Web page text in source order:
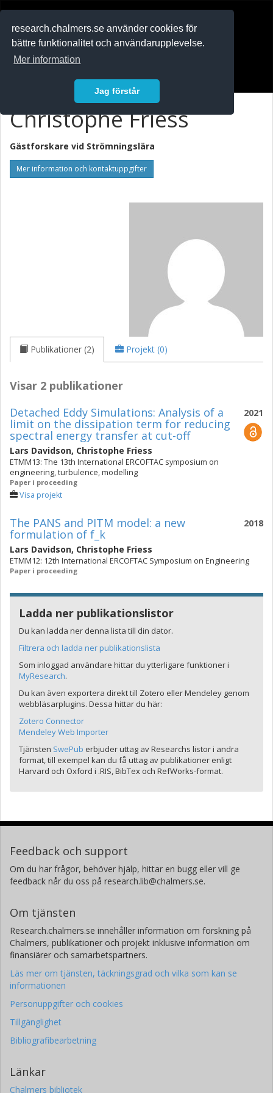
research.chalmers.se använder cookies för
bättre funktionalitet och användarupplevelse.
Mer information
Jag förstår
Christophe Friess
Gästforskare vid Strömningslära
Mer information och kontaktuppgifter
Publikationer (2) Projekt (0)
Visar 2 publikationer
2021
Detached Eddy Simulations: Analysis of a
limit on the dissipation term for reducing
spectral energy transfer at cut-off
Lars Davidson, Christophe Friess
ETMM13: The 13th International ERCOFTAC symposium on
engineering, turbulence, modelling
Paper i proceeding
Visa projekt
2018
The PANS and PITM model: a new
formulation of f_k
Lars Davidson, Christophe Friess
ETMM12: 12th International ERCOFTAC Symposium on Engineering
Paper i proceeding
Ladda ner publikationslistor
Du kan ladda ner denna lista till din dator.
Filtrera och ladda ner publikationslista
Som inloggad användare hittar du ytterligare funktioner i
MyResearch.
Du kan även exportera direkt till Zotero eller Mendeley genom
webbläsarplugins. Dessa hittar du här:
Zotero Connector
Mendeley Web Importer
Tjänsten SwePub erbjuder uttag av Researchs listor i andra
format, till exempel kan du få uttag av publikationer enligt
Harvard och Oxford i .RIS, BibTex och RefWorks-format.
Feedback och support
Om du har frågor, behöver hjälp, hittar en bugg eller vill ge
feedback når du oss på research.lib@chalmers.se.
Om tjänsten
Research.chalmers.se innehåller information om forskning på
Chalmers, publikationer och projekt inklusive information om
finansiärer och samarbetspartners.
Läs mer om tjänsten, täckningsgrad och vilka som kan se
informationen
Personuppgifter och cookies
Tillgänglighet
Bibliografibearbetning
Länkar
Chalmers bibliotek